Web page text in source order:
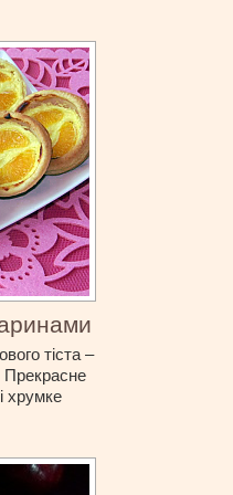
тіста –
Прекрасне
хрумке